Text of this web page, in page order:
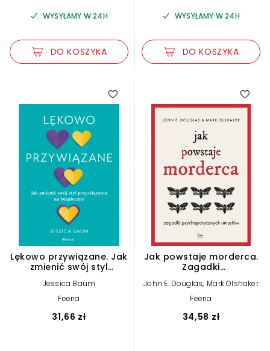
WYSYŁAMY W 24H
DO KOSZYKA
WYSYŁAMY W 24H
DO KOSZYKA
Lękowo przywiązane. Jak
zmienić swój styl
bezpieczny
Jessica Baum
Feeria
31,66 zł
Jak powstaje morderca.
Zagadki
umysłów
John E. Douglas, Mark Olshaker
Feeria
34,58 zł